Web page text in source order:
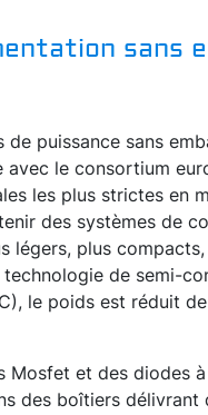
sans
puissance sans
avec le consortium
les plus strictes en
des systèmes de
légers, plus
technologie de semi-
le poids est réduit
Mosfet et des diodes
des boîtiers délivrant